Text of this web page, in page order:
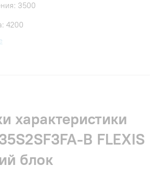
3500
4200
характеристики
B FLEXIS
блок